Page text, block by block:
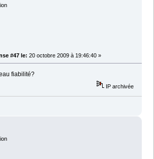
#47 le: 20 octobre 2009 à 19:46:40 »
fiabilité?
IP archivée